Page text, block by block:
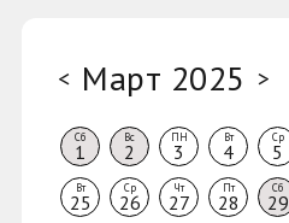
< Март 2025 >
Сб
1
Вс
2
ПН
3
Вт
4
Ср
5
Вт
25
Ср
26
Чт
27
Пт
28
Сб
29